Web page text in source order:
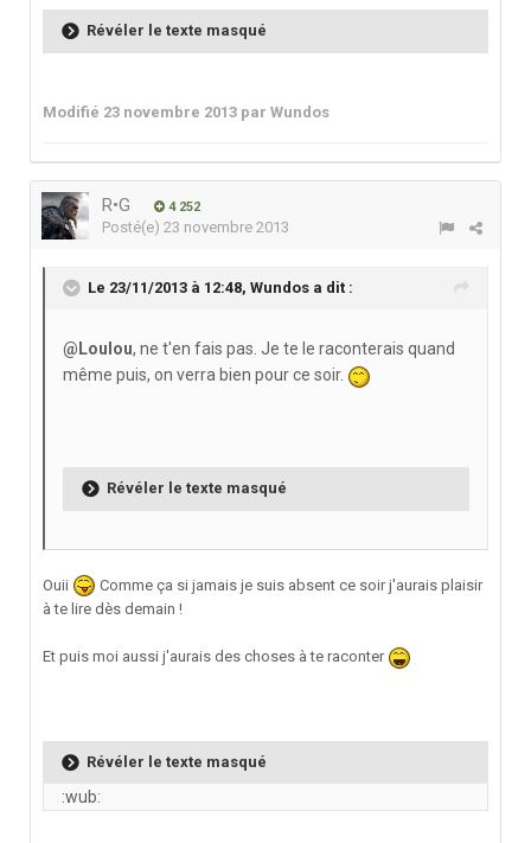
Révéler le texte masqué
Modifié 23 novembre 2013 par Wundos
R•G 4 252
Posté(e) 23 novembre 2013
Le 23/11/2013 à 12:48, Wundos a dit :
@Loulou, ne t'en fais pas. Je te le raconterais quand
même puis, on verra bien pour ce soir.
Révéler le texte masqué
Ouii
Comme ça si jamais je suis absent ce soir j'aurais plaisir
à te lire dès demain !
Et puis moi aussi j'aurais des choses à te raconter
Révéler le texte masqué
:wub: